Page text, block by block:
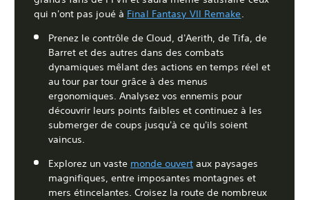
qui n'ont pas joué à Final Fantasy VII Remake.
Prenez le contrôle de Cloud, d'Aerith, de Tifa, de
Barret et des autres dans des combats
dynamiques mêlant des actions en temps réel et
au tour par tour grâce à des menus
ergonomiques. Analysez vos ennemis pour
découvrir leurs points faibles et continuez à les
submerger de coups jusqu'à ce qu'ils soient
vaincus.
Explorez un vaste monde ouvert aux paysages
magnifiques, entre imposantes montagnes et
mers étincelantes. Croisez la route de nombreux